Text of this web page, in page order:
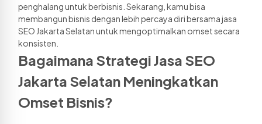
penghalang untuk berbisnis. Sekarang, kamu bisa
membangun bisnis dengan lebih percaya diri bersama jasa
SEO Jakarta Selatan untuk mengoptimalkan omset secara
konsisten.
Bagaimana Strategi Jasa SEO
Jakarta Selatan Meningkatkan
Omset Bisnis?